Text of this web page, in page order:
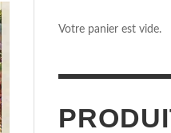
DELPHINE ROBERT, 29
Votre panier est vide.